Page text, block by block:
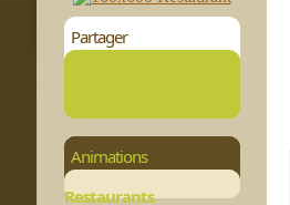
Partager
Animations
Restaurants